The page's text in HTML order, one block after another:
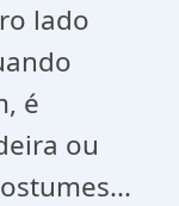
lado
é
ou